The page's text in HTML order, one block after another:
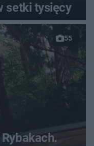
setki tysięcy
55